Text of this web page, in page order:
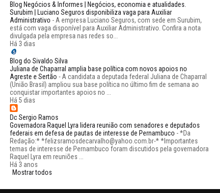
Blog Negócios & Informes | Negócios, economia e atualidades.
Surubim | Luciano Seguros disponibiliza vaga para Auxiliar
Administrativo - A empresa Luciano Seguros, com sede em Surubim,
está com vaga disponível para Auxiliar Administrativo. Confira a nota
divulgada pela empresa nas redes so...
Há 3 dias
Blog do Sivaldo Silva
Juliana de Chaparral amplia base política com novos apoios no
Agreste e Sertão - A candidata a deputada federal Juliana de Chaparral
(União Brasil) ampliou sua base política no último fim de semana ao
conquistar importantes apoios no ...
Há 5 dias
Dc Sergio Ramos
Governadora Raquel Lyra lidera reunião com senadores e deputados
federais em defesa de pautas de interesse de Pernambuco -*Da
Redação:* *felizsramosdecarvalho@yahoo.com.br-* *Importantes
temas de interesse de Pernambuco foram discutidos pela governadora
Raquel Lyra em reuniões ...
Há 3 anos
Mostrar todos